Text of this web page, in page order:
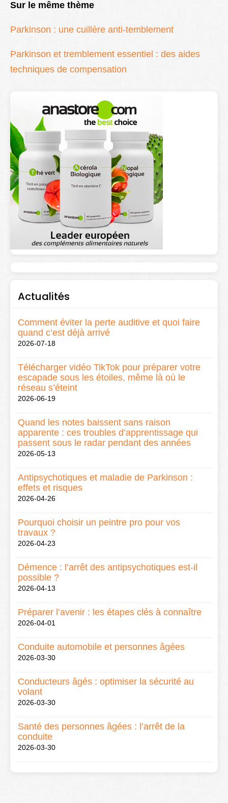
Sur le même thème
Parkinson : une cuillère anti-temblement
Parkinson et tremblement essentiel : des aides
techniques de compensation
Actualités
Comment éviter la perte auditive et quoi faire
quand c’est déjà arrivé
2026-07-18
Télécharger vidéo TikTok pour préparer votre
escapade sous les étoiles, même là où le
réseau s’éteint
2026-06-19
Quand les notes baissent sans raison
apparente : ces troubles d’apprentissage qui
passent sous le radar pendant des années
2026-05-13
Antipsychotiques et maladie de Parkinson :
effets et risques
2026-04-26
Pourquoi choisir un peintre pro pour vos
travaux ?
2026-04-23
Démence : l’arrêt des antipsychotiques est-il
possible ?
2026-04-13
Préparer l’avenir : les étapes clés à connaître
2026-04-01
Conduite automobile et personnes âgées
2026-03-30
Conducteurs âgés : optimiser la sécurité au
volant
2026-03-30
Santé des personnes âgées : l’arrêt de la
conduite
2026-03-30